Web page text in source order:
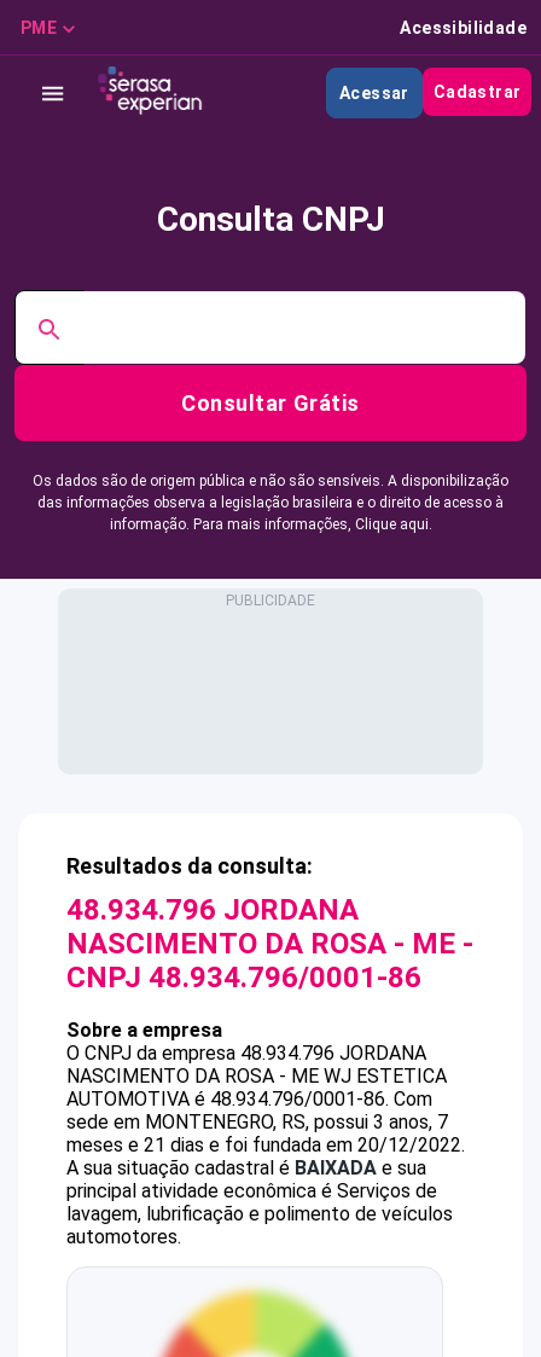
PME Acessibilidade
Acessar Cadastrar
Consulta CNPJ
Consultar Grátis
Os dados são de origem pública e não são sensíveis. A disponibilização
das informações observa a legislação brasileira e o direito de acesso à
informação. Para mais informações, Clique aqui.
Resultados da consulta:
48.934.796 JORDANA
NASCIMENTO DA ROSA - ME -
CNPJ 48.934.796/0001-86
Sobre a empresa
O CNPJ da empresa 48.934.796 JORDANA
NASCIMENTO DA ROSA - ME WJ ESTETICA
AUTOMOTIVA é 48.934.796/0001-86. Com
sede em MONTENEGRO, RS, possui 3 anos, 7
meses e 21 dias e foi fundada em 20/12/2022.
A sua situação cadastral é BAIXADA e sua
principal atividade econômica é Serviços de
lavagem, lubrificação e polimento de veículos
automotores.